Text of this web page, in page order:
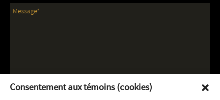
Consentement aux témoins (cookies)